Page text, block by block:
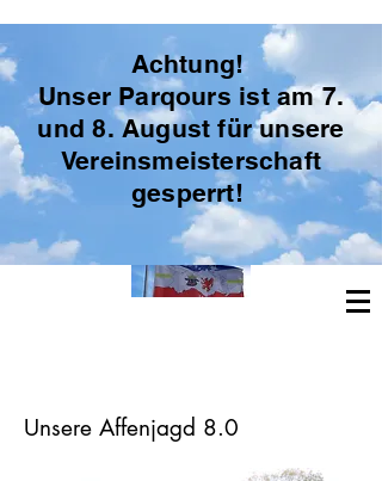
Freie Bogenschützen Vorpommern
Achtung!
Unser Parqours ist am 7.
und 8. August für unsere
Vereinsmeisterschaft
gesperrt!
Unsere Affenjagd 8.0